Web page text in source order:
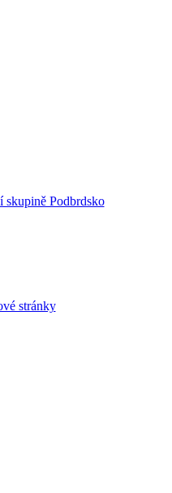
skupině Podbrdsko
stránky